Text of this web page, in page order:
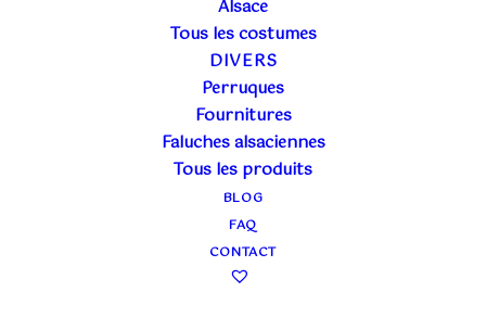
Alsace
Tous les costumes
DIVERS
Perruques
Fournitures
Faluches alsaciennes
Tous les produits
BLOG
FAQ
CONTACT
PETITES HISTOIRES DES COSTUMES EN
CRAVATE, JABOT, LAVALLIÈRE, ASCOT
ET NOEUD PAPILLON : HISTOIRE